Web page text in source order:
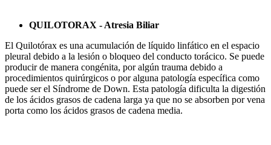
QUILOTORAX - Atresia Biliar
El Quilotórax es una acumulación de líquido linfático en el espacio
pleural debido a la lesión o bloqueo del conducto torácico. Se puede
producir de manera congénita, por algún trauma debido a
procedimientos quirúrgicos o por alguna patología específica como
puede ser el Síndrome de Down. Esta patología dificulta la digestión
de los ácidos grasos de cadena larga ya que no se absorben por vena
porta como los ácidos grasos de cadena media.